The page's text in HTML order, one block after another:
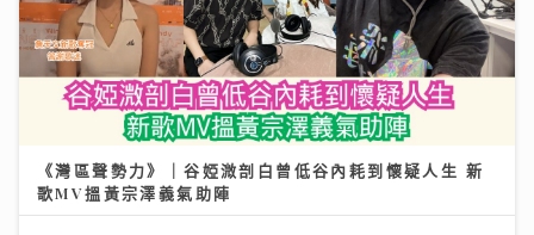
《灣區聲勢力》｜谷婭溦剖白曾低谷內耗到懷疑人生 新
歌MV搵黃宗澤義氣助陣